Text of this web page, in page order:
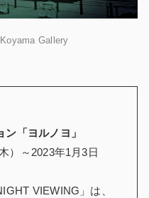
Gallery
「ヨルノヨ」
）～2023年1月3日
VIEWING」は、